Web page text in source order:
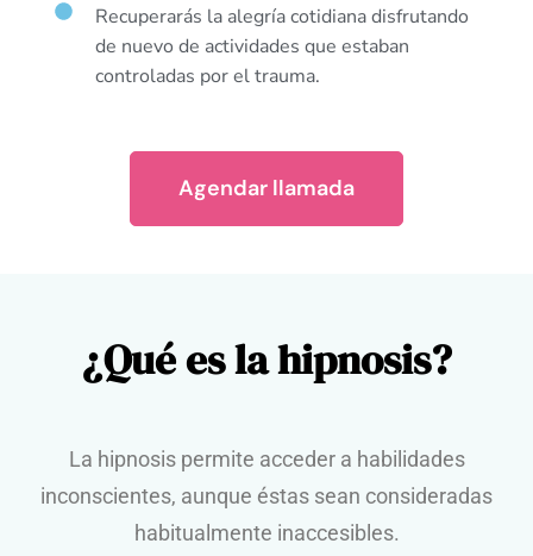
Recuperarás la alegría cotidiana disfrutando
de nuevo de actividades que estaban
controladas por el trauma.
Agendar llamada
¿Qué es la hipnosis?
La hipnosis permite acceder a habilidades
inconscientes, aunque éstas sean consideradas
habitualmente inaccesibles.